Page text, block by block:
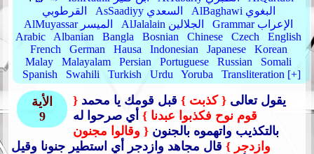
القرطوبي
AsSaadiyy السعدي
AlBaghawi البغوي
AlMuyassar الميسر
AlJalalain الجلالين
Grammar الإعراب
Arabic
Albanian Bangla Bosnian Chinese Czech
English
French
German Hausa Indonesian Japanese
Korean
Malay
Malayalam Persian Portuguese Russian
Somali
Spanish
Swahili Turkish Urdu Yoruba Transliteration [+]
الأية
9
يقول تعالى { كذبت } قبل قومك يا محمد {
قوم نوح فكذبوا عبدنا } أي صرحوا له
بالتكذيب واتهموه بالجنون { وقالوا مجنون
وازدجر } قال مجاهد وازدجر أي استطير جنونا وقيل